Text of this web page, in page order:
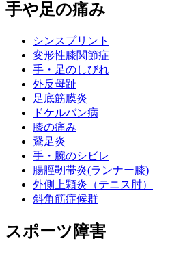
手や足の痛み
シンスプリント
変形性膝関節症
手・足のしびれ
外反母趾
足底筋膜炎
ドケルバン病
膝の痛み
鵞足炎
手・腕のシビレ
腸脛靭帯炎(ランナー膝)
外側上顆炎（テニス肘）
斜角筋症候群
スポーツ障害